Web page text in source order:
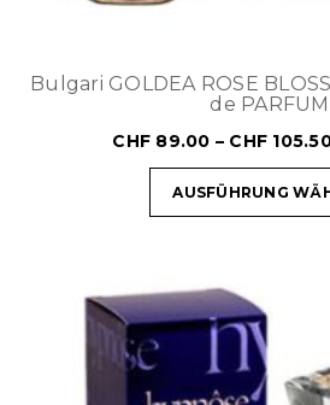
Bulgari GOLDEA ROSE
de PARFUM
CHF 89.00 – CHF
AUSFÜHRUNG